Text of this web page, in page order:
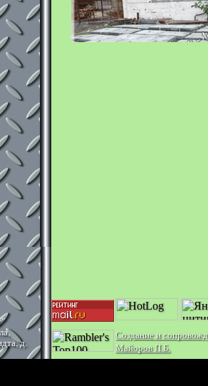
д.
Создание и
Майоров П.Б.